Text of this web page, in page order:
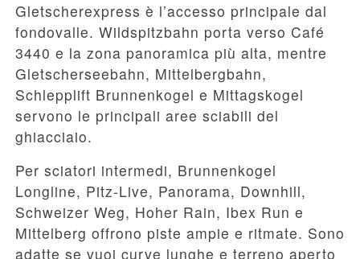
Gletscherexpress è l’accesso principale dal
fondovalle. Wildspitzbahn porta verso Café
3440 e la zona panoramica più alta, mentre
Gletscherseebahn, Mittelbergbahn,
Schlepplift Brunnenkogel e Mittagskogel
servono le principali aree sciabili del
ghiacciaio.
Per sciatori intermedi, Brunnenkogel
Longline, Pitz-Live, Panorama, Downhill,
Schweizer Weg, Hoher Rain, Ibex Run e
Mittelberg offrono piste ampie e ritmate. Sono
adatte se vuoi curve lunghe e terreno aperto